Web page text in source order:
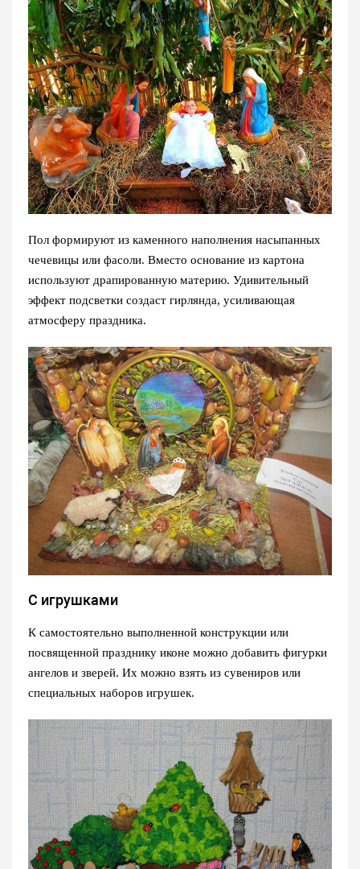
Пол формируют из каменного наполнения насыпанных
чечевицы или фасоли. Вместо основание из картона
используют драпированную материю. Удивительный
эффект подсветки создаст гирлянда, усиливающая
атмосферу праздника.
С игрушками
К самостоятельно выполненной конструкции или
посвященной празднику иконе можно добавить фигурки
ангелов и зверей. Их можно взять из сувениров или
специальных наборов игрушек.